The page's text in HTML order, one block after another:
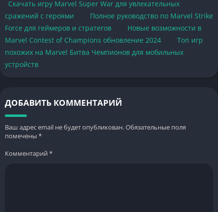
Скачать игру Marvel Super War для увлекательных
сражений с героями
Полное руководство по Marvel Strike
Force для геймеров и стратегов
Новые возможности в
Marvel Contest of Champions обновление 2024
Топ игр
похожих на Marvel Битва Чемпионов для мобильных
устройств
ДОБАВИТЬ КОММЕНТАРИЙ
Ваш адрес email не будет опубликован.Обязательные поля
помечены *
Комментарий*